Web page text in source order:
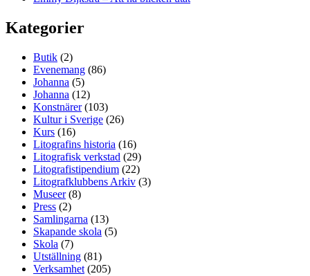
Kategorier
Butik (2)
Evenemang (86)
Johanna (5)
Johanna (12)
Konstnärer(103)
Kultur i Sverige (26)
Kurs (16)
Litografins historia (16)
Litografisk verkstad (29)
Litografistipendium (22)
Litografklubbens Arkiv (3)
Museer(8)
Press (2)
Samlingarna (13)
Skapande skola (5)
Skola (7)
Utställning (81)
Verksamhet (205)